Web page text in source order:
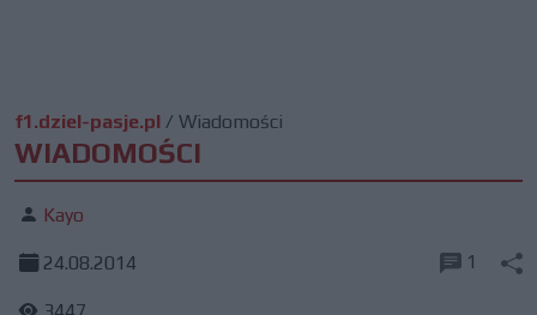
f1.dziel-pasje.pl / Wiadomości
WIADOMOŚCI
Kayo
24.08.2014 1